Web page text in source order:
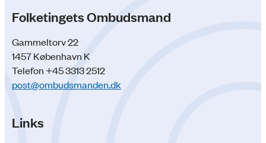
Folketingets Ombudsmand
Gammeltorv 22
1457 København K
Telefon +45 3313 2512
post@ombudsmanden.dk
Links